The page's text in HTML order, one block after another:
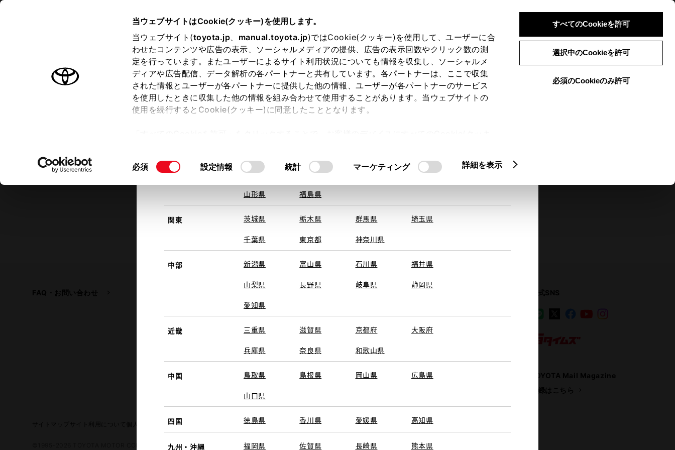
当ウェブサイトはCookie(クッキー)を使用します。
当ウェブサイト(toyota.jp、 manual.toyota.jp)ではCookie(クッキー)を使用して、ユーザーに合
わせたコンテンツや広告の表示、ソーシャルメディアの提供、広告の表示回数やクリック数の測
定を行っています。またユーザーによるサイト利用状況についても情報を収集し、ソーシャルメ
ディアや広告配信、データ解析の各パートナーと共有しています。各パートナーは、ここで収集
された情報とユーザーが各パートナーに提供した他の情報、ユーザーが各パートナーのサービス
を使用したときに収集した他の情報を組み合わせて使用することがあります。当ウェブサイトの
使用を続行するとCookie(クッキー)に同意したこととなります。
て」をご覧ください。
同
必須 設定情報 統計 マーケティング 詳細を表示
すべてのCookieを許可
選択中のCookieを許可
必須のCookieのみ許可
ログイン 検索 メニュー
オーナーサポート トピックス
現在地を取得できませんでした。
該当する地域・都道府県をお選びください。
北海道 旭川 釧路 札幌
東北 青森県 岩手県 宮城県 秋田県
山形県 福島県
関東 茨城県 栃木県 群馬県 埼玉県
千葉県 東京都 神奈川県
中部 新潟県 富山県 石川県 福井県
山梨県 長野県 岐阜県 静岡県
愛知県
近畿 三重県 滋賀県 京都府 大阪府
兵庫県 奈良県 和歌山県
中国 鳥取県 島根県 岡山県 広島県
山口県
四国 徳島県 香川県 愛媛県 高知県
九州・沖縄 福岡県 佐賀県 長崎県 熊本県
トヨタ認定中古車 メニュー
トヨタ認定中古車の魅力 3つの買い方 オンライン購入 お気に入り
申し訳ございません。
何らかの問題が発生しました。
恐れ入りますが、しばらく経ってから再度、お試し下さい。
FAQ・お問い合わせ
トヨタイムズ トヨタ中古車オンラインストア
クルマ買取
トヨタレンタカー
TOYOTA SHARE
トヨタのau/UQ
公式SNS
LINE Facebook
YouTube
TOYOTA Mail Magazine
登録はこちら
サイト利用について 個人情報の取扱いについて TOYOTAアカウント利用規約 反社会的勢力に対する基本方針企業情報 リコール情報
©1995-2026 TOYOTA MOTOR CORPORATION. ALL RIGHTS RESERVED.